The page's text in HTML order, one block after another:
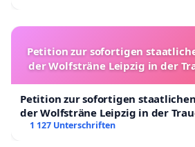
Petition zur sofortigen
der Wolfsträne Leipzig in der
Petition zur sofortigen
der Wolfsträne Leipzig in der
1 127 Unterschriften